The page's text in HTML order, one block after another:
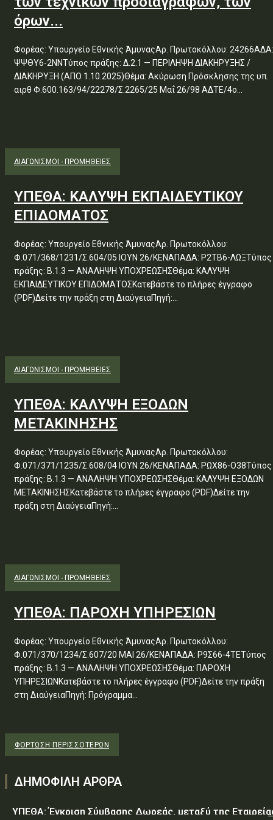
όρων...
Φορέας: Υπουργείο Εθνικής ΆμυναςΑρ. Πρωτοκόλλου: 24266ΑΔΑ:
ΨΨΘΥ6-2ΝΝΤύπος πράξης: Δ.2.1 — ΠΕΡΙΛΗΨΗ ΔΙΑΚΗΡΥΞΗΣ /
ΔΙΑΚΗΡΥΞΗ (ΑΠΟ 1.10.2025)Θέμα: Ακύρωση Πρόσκλησης της υπ.
αιρθ Φ.600.163/94/22278/Σ.2265/25 Μαΐ 26/98 ΑΔΤΕ/4ο...
ΔΙΑΓΩΝΙΣΜΟΊ - ΠΡΟΜΉΘΕΙΕΣ
ΥΠΕΘΑ: ΚΑΛΥΨΗ ΕΚΠΑΙΔΕΥΤΙΚΟΥ
ΕΠΙΔΟΜΑΤΟΣ
Φορέας: Υπουργείο Εθνικής ΆμυναςΑρ. Πρωτοκόλλου:
Φ.071/368/1231/Σ.604/05 ΙΟΥΝ 26/ΚΕΝΑΠΑΔΑ: Ρ2ΤΒ6-ΛΩΞΤύπος
πράξης: Β.1.3 — ΑΝΑΛΗΨΗ ΥΠΟΧΡΕΩΣΗΣΘέμα: ΚΑΛΥΨΗ
ΕΚΠΑΙΔΕΥΤΙΚΟΥ ΕΠΙΔΟΜΑΤΟΣΚατεβάστε το πλήρες έγγραφο
(PDF)Δείτε την πράξη στη ΔιαύγειαΠηγή:...
ΔΙΑΓΩΝΙΣΜΟΊ - ΠΡΟΜΉΘΕΙΕΣ
ΥΠΕΘΑ: ΚΑΛΥΨΗ ΕΞΟΔΩΝ
ΜΕΤΑΚΙΝΗΣΗΣ
Φορέας: Υπουργείο Εθνικής ΆμυναςΑρ. Πρωτοκόλλου:
Φ.071/371/1235/Σ.608/04 ΙΟΥΝ 26/ΚΕΝΑΠΑΔΑ: ΡΩΧ86-Ο38Τύπος
πράξης: Β.1.3 — ΑΝΑΛΗΨΗ ΥΠΟΧΡΕΩΣΗΣΘέμα: ΚΑΛΥΨΗ ΕΞΟΔΩΝ
ΜΕΤΑΚΙΝΗΣΗΣΚατεβάστε το πλήρες έγγραφο (PDF)Δείτε την
πράξη στη ΔιαύγειαΠηγή:...
ΔΙΑΓΩΝΙΣΜΟΊ - ΠΡΟΜΉΘΕΙΕΣ
ΥΠΕΘΑ: ΠΑΡΟΧΗ ΥΠΗΡΕΣΙΩΝ
Φορέας: Υπουργείο Εθνικής ΆμυναςΑρ. Πρωτοκόλλου:
Φ.071/370/1234/Σ.607/20 ΜΑΙ 26/ΚΕΝΑΠΑΔΑ: Ρ9Σ66-4ΤΕΤύπος
πράξης: Β.1.3 — ΑΝΑΛΗΨΗ ΥΠΟΧΡΕΩΣΗΣΘέμα: ΠΑΡΟΧΗ
ΥΠΗΡΕΣΙΩΝΚατεβάστε το πλήρες έγγραφο (PDF)Δείτε την πράξη
στη ΔιαύγειαΠηγή: Πρόγραμμα...
ΦΌΡΤΩΣΗ ΠΕΡΙΣΣΟΤΈΡΩΝ
ΔΗΜΟΦΙΛΗ ΑΡΘΡΑ
ΥΠΕΘΑ: Έγκριση Σύμβασης Δωρεάς, μεταξύ της